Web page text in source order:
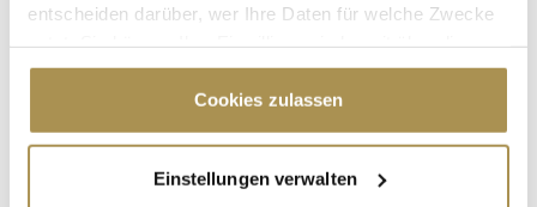
entscheiden darüber, wer Ihre Daten für welche Zwecke
Cookie-Erklärung oder durch Klicken auf das Privacy
Trigger Symbol ändern oder widerrufen
Informationen über Ihre geografische Lage
Cookies zulassen
Einstellungen verwalten